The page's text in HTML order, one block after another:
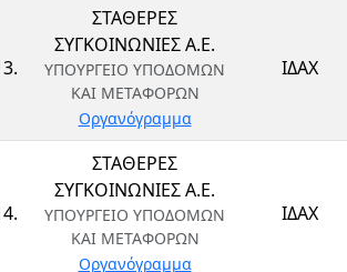
ΣΤΑΘΕΡΕΣ
ΣΥΓΚΟΙΝΩΝΙΕΣ Α.Ε.
ΥΠΟΥΡΓΕΙΟ ΥΠΟΔΟΜΩΝ
ΚΑΙ ΜΕΤΑΦΟΡΩΝ
Οργανόγραμμα
ΙΔΑΧ
ΣΤΑΘΕΡΕΣ
ΣΥΓΚΟΙΝΩΝΙΕΣ Α.Ε.
ΥΠΟΥΡΓΕΙΟ ΥΠΟΔΟΜΩΝ
ΚΑΙ ΜΕΤΑΦΟΡΩΝ
Οργανόγραμμα
ΙΔΑΧ